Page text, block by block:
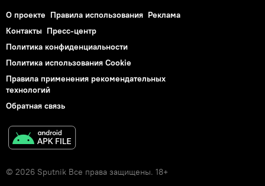
О проекте Правила использования Реклама
Контакты Пресс-центр
Политика конфиденциальности
Политика использования Cookie
Правила применения рекомендательных
технологий
Обратная связь
© 2026 Sputnik Все права защищены. 18+